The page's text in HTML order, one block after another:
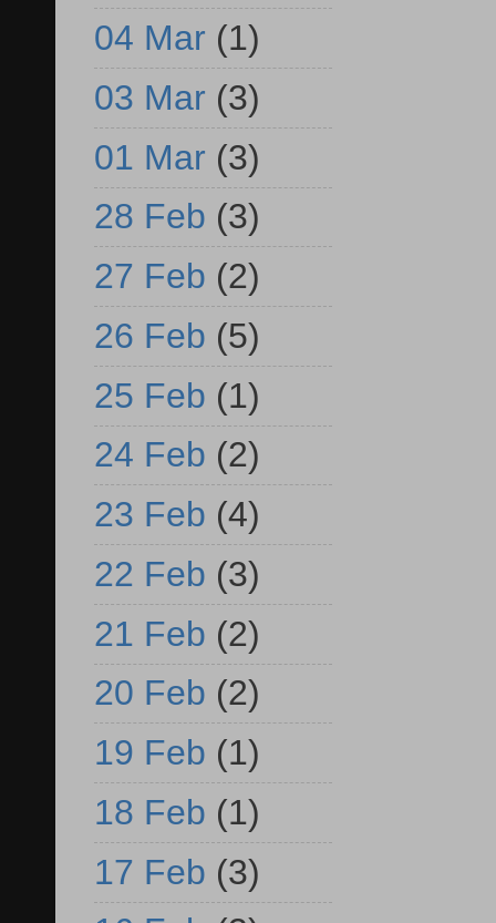
04 Mar (1)
03 Mar (3)
01 Mar (3)
28 Feb (3)
27 Feb (2)
26 Feb (5)
25 Feb (1)
24 Feb (2)
23 Feb (4)
22 Feb (3)
21 Feb (2)
20 Feb (2)
19 Feb (1)
18 Feb (1)
17 Feb (3)